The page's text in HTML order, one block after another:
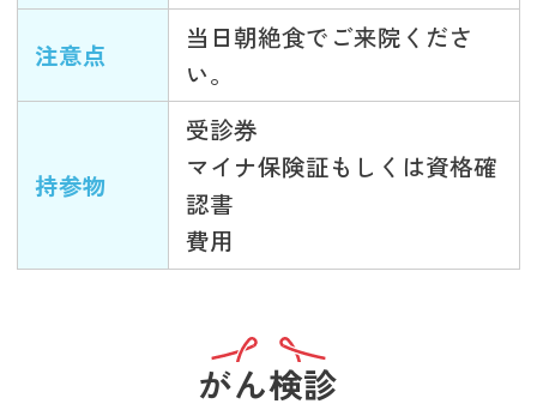
注意点
当日朝絶食でご来院くださ
い。
持参物
受診券
マイナ保険証もしくは資格確
認書
費用
がん検診